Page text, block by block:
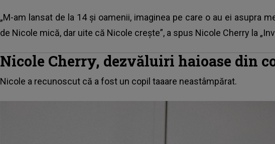
„M-am lansat de la 14 și oamenii, imaginea pe care o au ei asupra
de Nicole mică, dar uite că Nicole crește”, a spus Nicole Cherry la
Nicole Cherry, dezvăluiri haioase din
Nicole a recunoscut că a fost un copil taaare neastâmpărat.